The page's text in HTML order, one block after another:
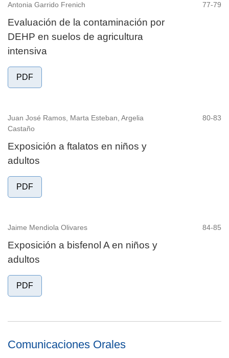
Antonia Garrido Frenich 77-79
Evaluación de la contaminación por
DEHP en suelos de agricultura
intensiva
PDF
Juan José Ramos, Marta Esteban, Argelia
Castaño
80-83
Exposición a ftalatos en niños y
adultos
PDF
Jaime Mendiola Olivares 84-85
Exposición a bisfenol A en niños y
adultos
PDF
Comunicaciones Orales